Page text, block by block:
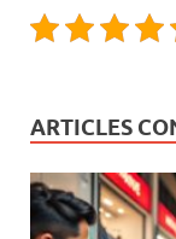
ARTICLES